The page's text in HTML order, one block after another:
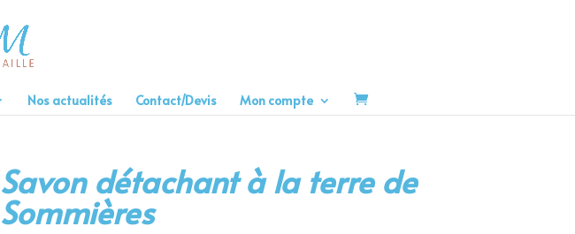
Nos actualités Contact/Devis Mon compte
Savon détachant à la terre de
Sommières